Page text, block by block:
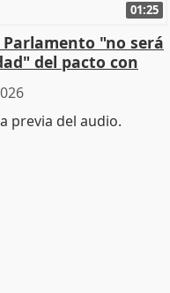
01:25
"no será
del pacto con